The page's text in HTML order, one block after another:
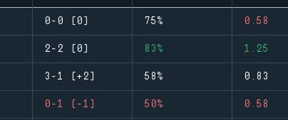
0-0 (0) 75% 0.58
2-2 (0) 83% 1.25
3-1 (+2) 58% 0.83
0-1 (-1) 50% 0.58